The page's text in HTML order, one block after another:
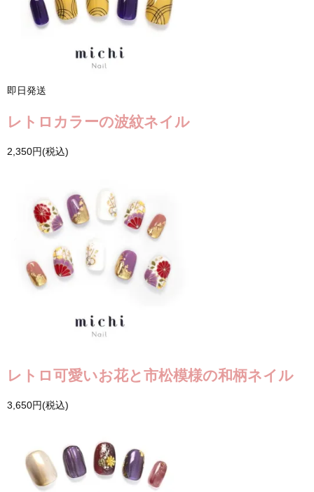
即日発送
レトロカラーの波紋ネイル
2,350円(税込)
レトロ可愛いお花と市松模様の和柄ネイル
3,650円(税込)